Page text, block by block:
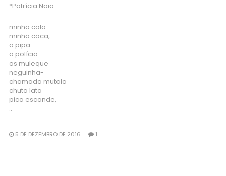
*Patrícia Naia
minha cola
minha coca,
a pipa
a polícia
os muleque
neguinha-
chamada mutala
chuta lata
pica esconde,
..
5 DE DEZEMBRO DE 2016 1